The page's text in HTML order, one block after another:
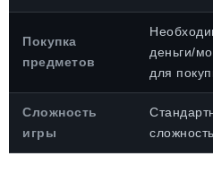
Покупка
предметов
деньги/
для
Сложность
игры
сложность